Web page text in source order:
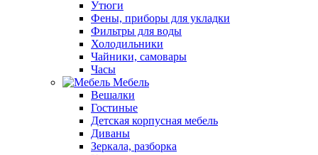
Утюги
Фены, приборы для укладки
Фильтры для воды
Холодильники
Чайники, самовары
Часы
Мебель
Вешалки
Гостиные
Детская корпусная мебель
Диваны
Зеркала, разборка